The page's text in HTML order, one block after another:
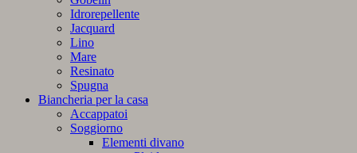
Idrorepellente
Jacquard
Lino
Mare
Resinato
Spugna
Biancheria per la casa
Accappatoi
Soggiorno
Elementi divano